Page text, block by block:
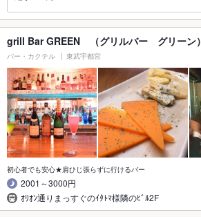
grill Bar GREEN （グリルバー グリーン）
バー・カクテル 東武宇都宮
初心者でも安心★肩ひじ張らずに行けるバー
2001～3000円
ｵﾘｵﾝ通りまっすぐのｲﾀﾄﾏ様隣のﾋﾞﾙ2F